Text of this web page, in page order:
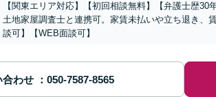
【関東エリア対応】【初回相談無料】【弁護士歴
土地家屋調査士と連携可。家賃未払いや立ち退き、
談可】【WEB面談可】
合わせ